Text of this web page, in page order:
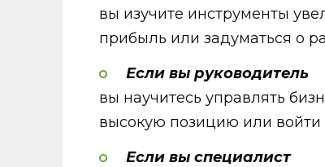
вы изучите инструменты
прибыль или задуматься о
Если вы руководитель
вы научитесь управлять
высокую позицию или войти
Если вы специалист